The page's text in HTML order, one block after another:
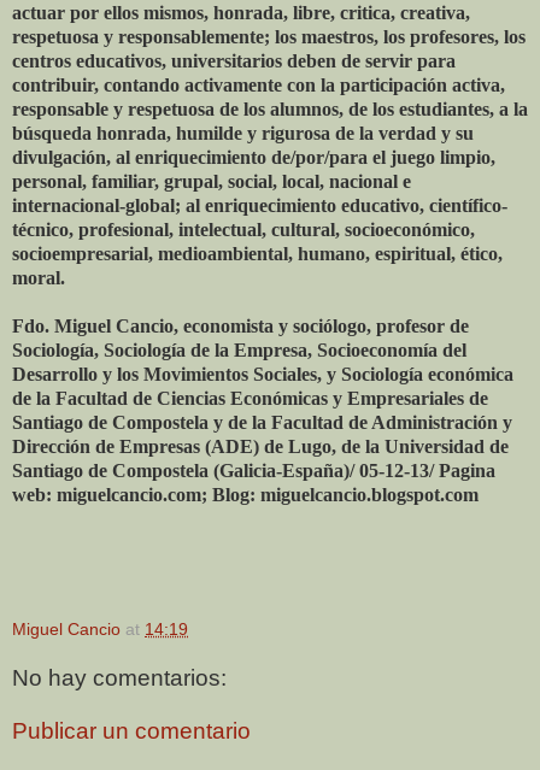
actuar por ellos mismos, honrada, libre, critica, creativa,
respetuosa y responsablemente; los maestros, los profesores, los
centros educativos, universitarios deben de servir para
contribuir, contando activamente con la participación activa,
responsable y respetuosa de los alumnos, de los estudiantes, a la
búsqueda honrada, humilde y rigurosa de la verdad y su
divulgación, al enriquecimiento de/por/para el juego limpio,
personal, familiar, grupal, social, local, nacional e
internacional-global; al enriquecimiento educativo, científico-
técnico, profesional, intelectual, cultural, socioeconómico,
socioempresarial, medioambiental, humano, espiritual, ético,
moral.
Fdo. Miguel Cancio, economista y sociólogo, profesor de
Sociología, Sociología de la Empresa, Socioeconomía del
Desarrollo y los Movimientos Sociales, y Sociología económica
de la Facultad de Ciencias Económicas y Empresariales de
Santiago de Compostela y de la Facultad de Administración y
Dirección de Empresas (ADE) de Lugo, de la Universidad de
Santiago de Compostela (Galicia-España)/ 05-12-13/ Pagina
web: miguelcancio.com; Blog: miguelcancio.blogspot.com
Miguel Cancio at 14:19
No hay comentarios:
Publicar un comentario